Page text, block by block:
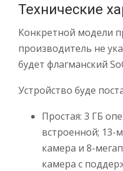
Технические
Конкретной модели
производитель не
будет флагманский
Устройство буде
Простая: 3 ГБ
встроенной; 13-
камера и 8-
камера с